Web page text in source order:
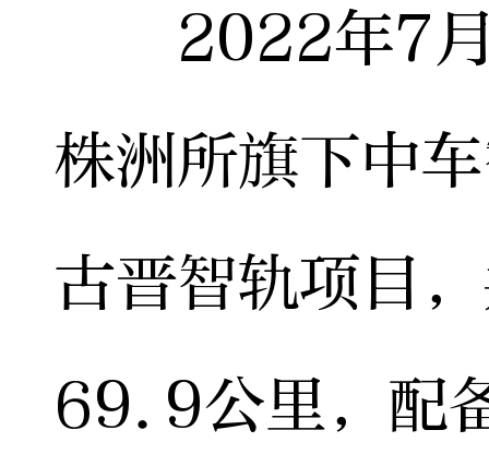
2022年7月
株洲所旗下中
古晋智轨项目
69.9公里，配